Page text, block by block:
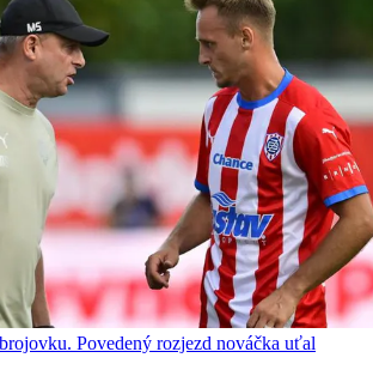
Povedený rozjezd nováčka uťal